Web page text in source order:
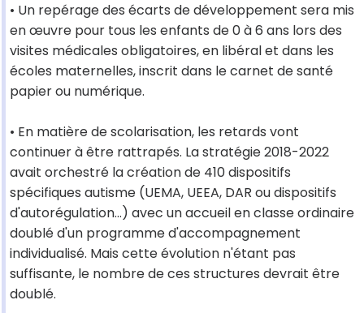
• Un repérage des écarts de développement sera mis
en œuvre pour tous les enfants de 0 à 6 ans lors des
visites médicales obligatoires, en libéral et dans les
écoles maternelles, inscrit dans le carnet de santé
papier ou numérique.
• En matière de scolarisation, les retards vont
continuer à être rattrapés. La stratégie 2018-2022
avait orchestré la création de 410 dispositifs
spécifiques autisme (UEMA, UEEA, DAR ou dispositifs
d'autorégulation…) avec un accueil en classe ordinaire
doublé d'un programme d'accompagnement
individualisé. Mais cette évolution n'étant pas
suffisante, le nombre de ces structures devrait être
doublé.